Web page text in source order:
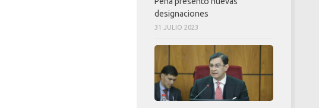
designaciones
31 JULIO 2023